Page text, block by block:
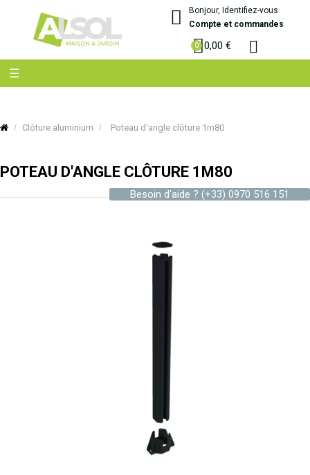
Bonjour, Identifiez-vous
Compte et commandes
0,00 €
Basculer
la
☰
Clôture aluminium Poteau d'angle clôture 1m80
POTEAU D'ANGLE CLÔTURE 1M80
Besoin d'aide ? (+33) 0970 516 151